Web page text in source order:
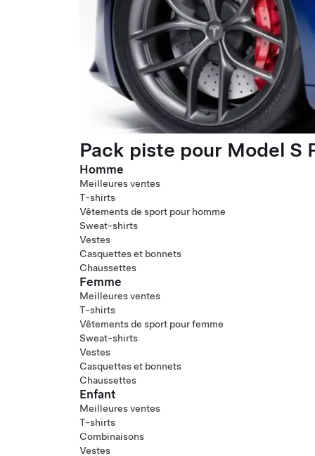
Pack piste pour Model S
Homme
Meilleures ventes
T-shirts
Vêtements de sport pour homme
Sweat-shirts
Vestes
Casquettes et bonnets
Chaussettes
Femme
Meilleures ventes
T-shirts
Vêtements de sport pour femme
Sweat-shirts
Vestes
Casquettes et bonnets
Chaussettes
Enfant
Meilleures ventes
T-shirts
Combinaisons
Vestes